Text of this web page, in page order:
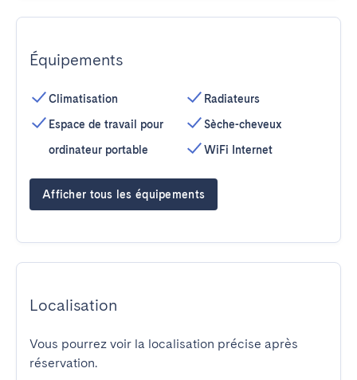
Équipements
Climatisation
Espace de travail pour
ordinateur portable
Radiateurs
Sèche-cheveux
WiFi Internet
Afficher tous les équipements
Localisation
Vous pourrez voir la localisation précise après
réservation.